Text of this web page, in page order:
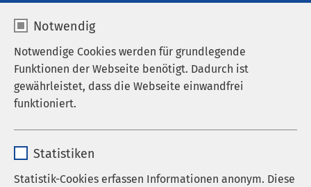
Notwendig
Notwendige Cookies werden für grundlegende
Funktionen der Webseite benötigt. Dadurch ist
gewährleistet, dass die Webseite einwandfrei
funktioniert.
Anbieter sgalinski
Statistiken
Statistik-Cookies erfassen Informationen anonym. Diese
Praxis für Chirurgie,
Unfallchirurgie und
Orthopädie
zuverlässige chirurgische und orthopädische
Versorgung unter der Leitung von